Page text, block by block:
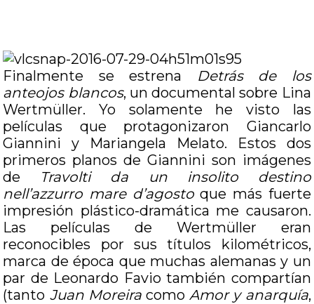
Finalmente se estrena Detrás de los
anteojos blancos, un documental sobre Lina
Wertmüller. Yo solamente he visto las
películas que protagonizaron Giancarlo
Giannini y Mariangela Melato. Estos dos
primeros planos de Giannini son imágenes
de
Travolti da un insolito destino
nell’azzurro mare d’agostoque más fuerte
impresión plástico-dramática me causaron.
Las películas de Wertmüller eran
reconocibles por sus títulos kilométricos,
marca de época que muchas alemanas y un
par de Leonardo Favio también compartían
(tanto Juan MoreiracomoAmor y anarquía,